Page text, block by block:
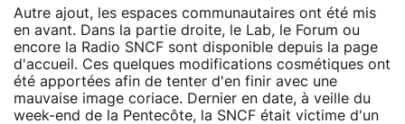
Autre ajout, les espaces communautaires ont été mis
en avant. Dans la partie droite, le Lab, le Forum ou
encore la Radio SNCF sont disponible depuis la page
d'accueil. Ces quelques modifications cosmétiques ont
été apportées afin de tenter d'en finir avec une
mauvaise image coriace. Dernier en date, à veille du
week-end de la Pentecôte, la SNCF était victime d'un